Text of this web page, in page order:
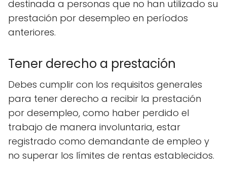
destinada a personas que no han utilizado su
prestación por desempleo en períodos
anteriores.
Tener derecho a prestación
Debes cumplir con los requisitos generales
para tener derecho a recibir la prestación
por desempleo, como haber perdido el
trabajo de manera involuntaria, estar
registrado como demandante de empleo y
no superar los límites de rentas establecidos.